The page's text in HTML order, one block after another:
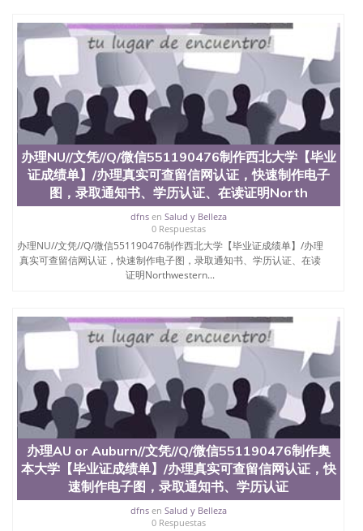
办理NU//文凭//Q/微信551190476制作西北大学【毕业
证成绩单】/办理真实可查留信网认证，快速制作电子
图，录取通知书、学历认证、在读证明North
dfnsen Salud y Belleza
0 Respuestas
办理NU//文凭//Q/微信551190476制作西北大学【毕业证成绩单】/办理
真实可查留信网认证，快速制作电子图，录取通知书、学历认证、在读
证明Northwestern...
办理AU or Auburn//文凭//Q/微信551190476制作奥
本大学【毕业证成绩单】/办理真实可查留信网认证，快
速制作电子图，录取通知书、学历认证
dfnsen Salud y Belleza
0 Respuestas